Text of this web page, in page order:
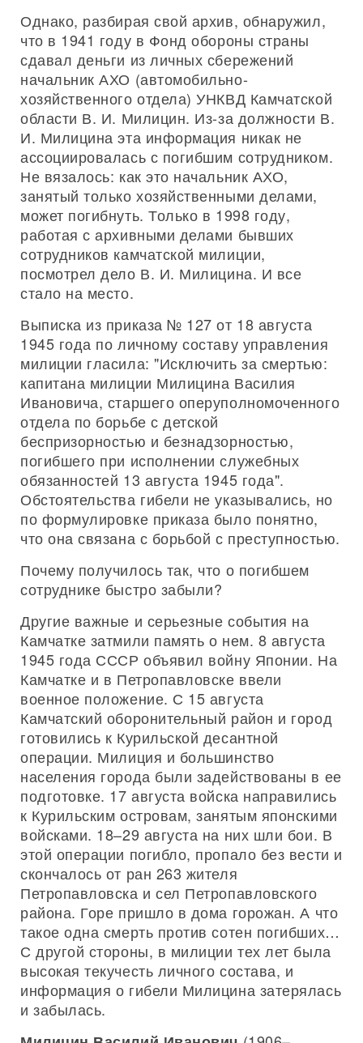
Однако, разбирая свой архив, обнаружил,
что в 1941 году в Фонд обороны страны
сдавал деньги из личных сбережений
начальник АХО (автомобильно-
хозяйственного отдела) УНКВД Камчатской
области В. И. Милицин. Из-за должности В.
И. Милицина эта информация никак не
ассоциировалась с погибшим сотрудником.
Не вязалось: как это начальник АХО,
занятый только хозяйственными делами,
может погибнуть. Только в 1998 году,
работая с архивными делами бывших
сотрудников камчатской милиции,
посмотрел дело В. И. Милицина. И все
стало на место.
Выписка из приказа № 127 от 18 августа
1945 года по личному составу управления
милиции гласила: "Исключить за смертью:
капитана милиции Милицина Василия
Ивановича, старшего оперуполномоченного
отдела по борьбе с детской
беспризорностью и безнадзорностью,
погибшего при исполнении служебных
обязанностей 13 августа 1945 года".
Обстоятельства гибели не указывались, но
по формулировке приказа было понятно,
что она связана с борьбой с преступностью.
Почему получилось так, что о погибшем
сотруднике быстро забыли?
Другие важные и серьезные события на
Камчатке затмили память о нем. 8 августа
1945 года СССР объявил войну Японии. На
Камчатке и в Петропавловске ввели
военное положение. С 15 августа
Камчатский оборонительный район и город
готовились к Курильской десантной
операции. Милиция и большинство
населения города были задействованы в ее
подготовке. 17 августа войска направились
к Курильским островам, занятым японскими
войсками. 18–29 августа на них шли бои. В
этой операции погибло, пропало без вести и
скончалось от ран 263 жителя
Петропавловска и сел Петропавловского
района. Горе пришло в дома горожан. А что
такое одна смерть против сотен погибших…
С другой стороны, в милиции тех лет была
высокая текучесть личного состава, и
информация о гибели Милицина затерялась
и забылась.